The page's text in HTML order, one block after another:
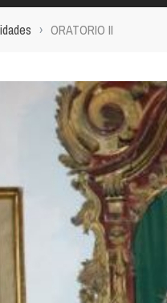
Y COMPOSICIÓN ACTUAL
PINTURAS
› ORATORIO II